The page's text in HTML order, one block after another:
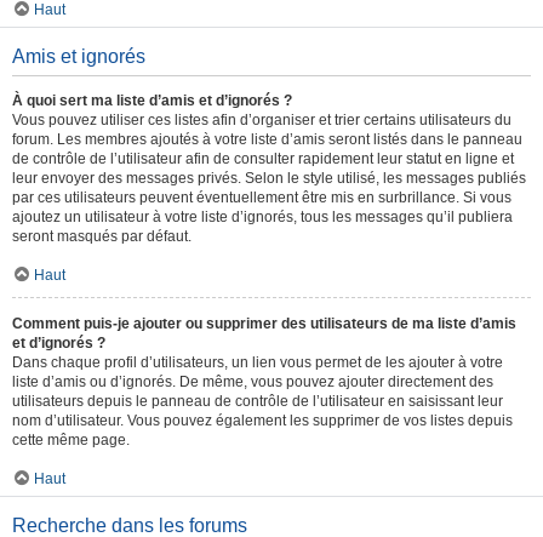
Haut
Amis et ignorés
À quoi sert ma liste d’amis et d’ignorés ?
Vous pouvez utiliser ces listes afin d’organiser et trier certains utilisateurs du
forum. Les membres ajoutés à votre liste d’amis seront listés dans le panneau
de contrôle de l’utilisateur afin de consulter rapidement leur statut en ligne et
leur envoyer des messages privés. Selon le style utilisé, les messages publiés
par ces utilisateurs peuvent éventuellement être mis en surbrillance. Si vous
ajoutez un utilisateur à votre liste d’ignorés, tous les messages qu’il publiera
seront masqués par défaut.
Haut
Comment puis-je ajouter ou supprimer des utilisateurs de ma liste d’amis
et d’ignorés ?
Dans chaque profil d’utilisateurs, un lien vous permet de les ajouter à votre
liste d’amis ou d’ignorés. De même, vous pouvez ajouter directement des
utilisateurs depuis le panneau de contrôle de l’utilisateur en saisissant leur
nom d’utilisateur. Vous pouvez également les supprimer de vos listes depuis
cette même page.
Haut
Recherche dans les forums